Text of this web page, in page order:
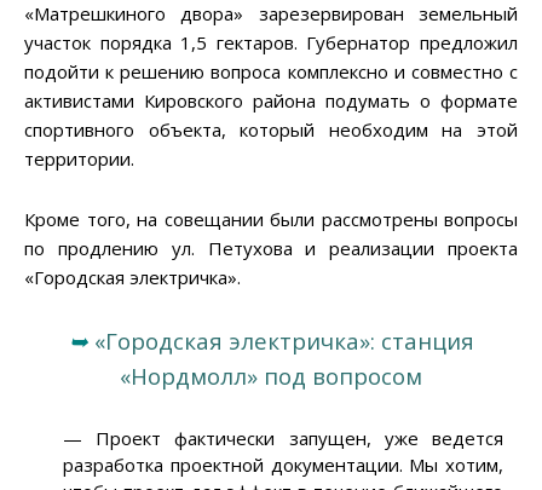
«Матрешкиного двора» зарезервирован земельный
участок порядка 1,5 гектаров. Губернатор предложил
подойти к решению вопроса комплексно и совместно с
активистами Кировского района подумать о формате
спортивного объекта, который необходим на этой
территории.
Кроме того, на совещании были рассмотрены вопросы
по продлению ул. Петухова и реализации проекта
«Городская электричка».
➥ «Городская электричка»: станция
«Нордмолл» под вопросом
— Проект фактически запущен, уже ведется
разработка проектной документации. Мы хотим,